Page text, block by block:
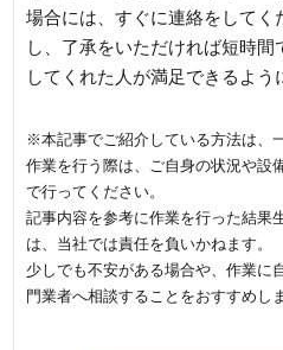
場合には、すぐに連絡をしてく
し、了承をいただければ短時
してくれた人が満足できるよう
※本記事でご紹介している方法は、
作業を行う際は、ご自身の状況や設
で行ってください。
記事内容を参考に作業を行った結果
は、当社では責任を負いかねます。
少しでも不安がある場合や、作業に
門業者へ相談することをおすすめし